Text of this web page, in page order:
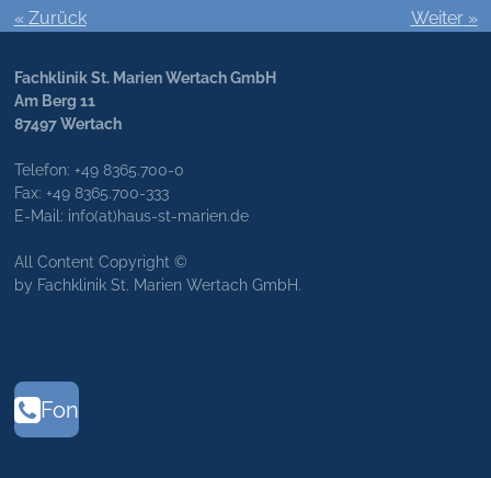
« Zurück Weiter»
Fachklinik St. Marien Wertach GmbH
Am Berg 11
87497 Wertach
Telefon: +49 8365.700-0
Fax: +49 8365.700-333
E-Mail: info(at)haus-st-marien.de
All Content Copyright ©
by Fachklinik St. Marien Wertach GmbH.
Fon